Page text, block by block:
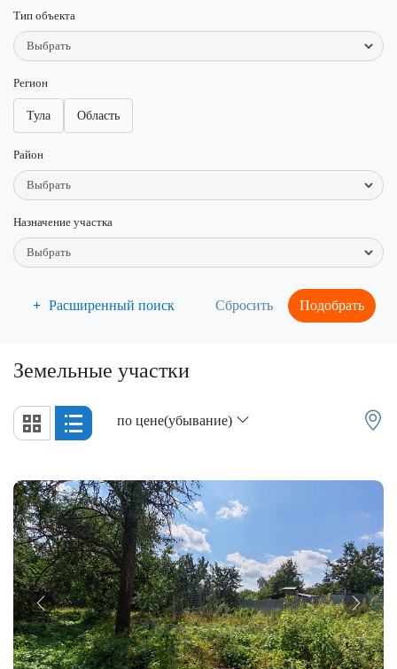
Тип объекта
Регион
Тула Область
Район
Назначение участка
Расширенный поиск Подобрать
Земельные участки
по цене(убывание)